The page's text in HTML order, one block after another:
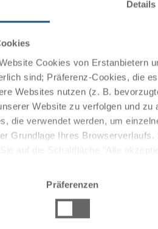
Details
Cookies von Erstanbietern
sind; Präferenz-Cookies, die
Websites nutzen (z. B.
Website zu verfolgen und
die verwendet werden, um
Grundlage Ihres
Präferenzen